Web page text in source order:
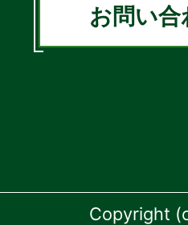
お問い合
Copyright